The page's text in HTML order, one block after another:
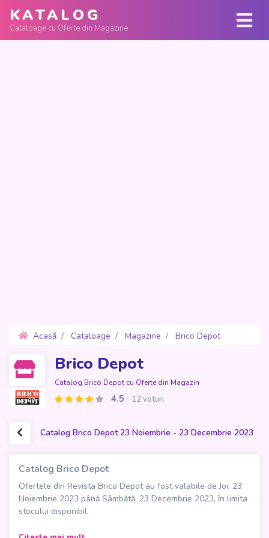
KATALOG
Cataloage cu Oferte din Magazine
Acasă Cataloage Magazine
Brico Depot
Brico Depot
Catalog Brico Depot cu Oferte din Magazin
4.5 12 voturi
Catalog Brico Depot 23 Noiembrie - 23 Decembrie 2023
Catalog Brico Depot
Ofertele din Revista Brico Depot au fost valabile de Joi, 23
Noiembrie 2023 până Sâmbătă, 23 Decembrie 2023, în limita
stocului disponibil.
Descoperă cele mai avantajoase oferte pentru proiectele